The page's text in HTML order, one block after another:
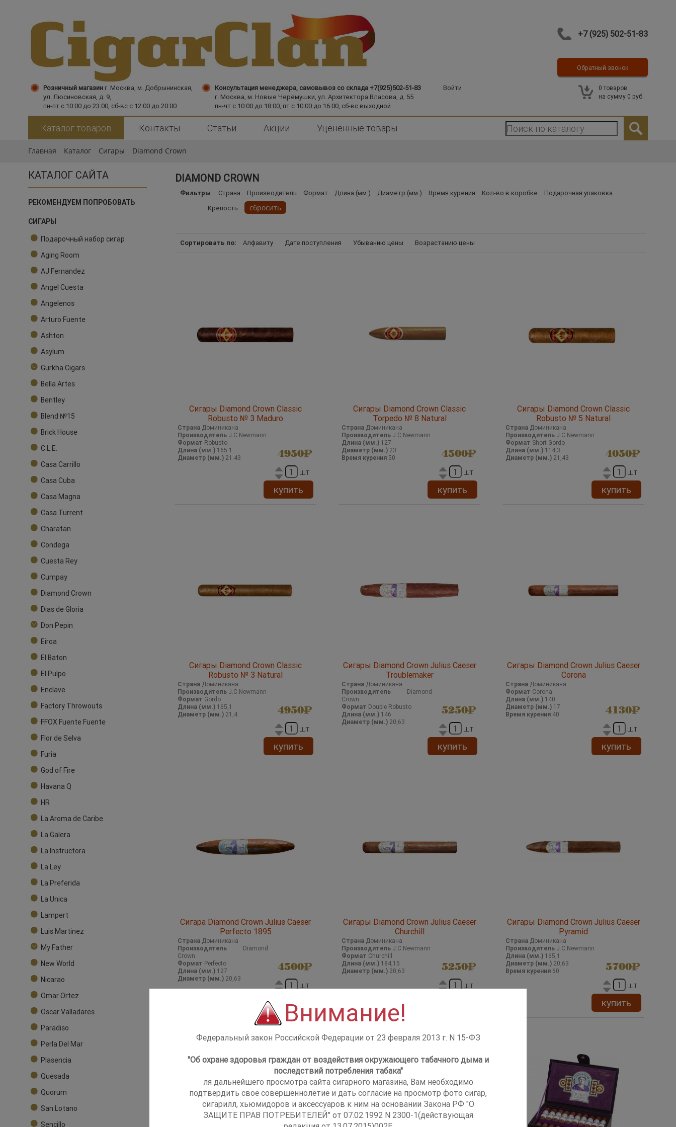
+7 (925) 502-51-83
Контакты
Обратный звонок
Розничный магазин г. Москва, м. Добрынинская,
ул. Люсиновская, д. 9,
пн-пт с 10:00 до 23:00, сб-вс с 12:00 до 20:00
Консультация менеджера, самовывоз со склада +7(925)502-51-83
г. Москва, м. Новые Черёмушки, ул. Архитектора Власова, д. 55
пн-чт с 10:00 до 18:00, пт с 10:00 до 16:00, сб-вс выходной
Войти 0 товаров
на сумму 0 руб.
Каталог товаров Контакты Статьи Акции Уцененные товары
Главная Каталог Сигары Diamond Crown
КАТАЛОГ САЙТА
РЕКОМЕНДУЕМ ПОПРОБОВАТЬ
СИГАРЫ
Подарочный набор сигар
Aging Room
AJ Fernandez
Angel Cuesta
Angelenos
Arturo Fuente
Ashton
Asylum
Gurkha Cigars
Bella Artes
Bentley
Blend №15
Brick House
C.L.E.
Casa Carrillo
Casa Cuba
Casa Magna
Casa Turrent
Charatan
Condega
Cuesta Rey
Cumpay
Diamond Crown
Dias de Gloria
Don Pepin
Eiroa
El Baton
El Pulpo
Enclave
Factory Throwouts
FFOX Fuente Fuente
Flor de Selva
Furia
God of Fire
Havana Q
HR
La Aroma de Caribe
La Galera
La Instructora
La Ley
La Preferida
La Unica
Lampert
Luis Martinez
My Father
New World
Nicarao
Omar Ortez
Oscar Valladares
Paradiso
Perla Del Mar
Plasencia
Quesada
Quorum
San Lotano
Sencillo
DIAMOND CROWN
Фильтры Страна Производитель Формат Длина (мм.) Диаметр (мм.) Время курения Кол-во в коробке
Подарочная упаковка
Крепость
сбросить
Сортировать по: Алфавиту Дате поступления Убыванию цены Возрастанию цены
Сигары Diamond Crown Classic
Robusto № 3 Maduro
Страна Доминикана
Производитель J.C.Newmann
Формат Robusto
Длина (мм.) 165.1
Диаметр (мм.) 21.43 4950
шт
купить
Сигары Diamond Crown Classic
Torpedo № 8 Natural
Страна Доминикана
Производитель J.C.Newmann
Длина (мм.) 127
Диаметр (мм.) 23
Время курения 50 4500
шт
купить
Сигары Diamond Crown Classic
Robusto № 5 Natural
Страна Доминикана
Производитель J.C.Newmann
Формат Short Gordo
Длина (мм.) 114,3
Диаметр (мм.) 21,43 4050
шт
купить
Сигары Diamond Crown Classic
Robusto № 3 Natural
Страна Доминикана
Производитель J.C.Newmann
Формат Gordo
Длина (мм.) 165,1
Диаметр (мм.) 21,4 4950
шт
купить
Сигары Diamond Crown Julius Caeser
Troublemaker
Страна Доминикана
Производитель Diamond
Crown
Формат Double Robusto
Длина (мм.) 146
Диаметр (мм.) 20,63
5250
шт
купить
Сигары Diamond Crown Julius Caeser
Corona
Страна Доминикана
Формат Corona
Длина (мм.) 140
Диаметр (мм.) 17
Время курения 40 4130
шт
купить
Сигара Diamond Crown Julius Caeser
Perfecto 1895
Страна Доминикана
Производитель Diamond
Crown
Формат Perfecto
Длина (мм.) 127
Диаметр (мм.) 20,63
4500
шт
купить
Сигары Diamond Crown Julius Caeser
Churchill
Страна Доминикана
Производитель J.C.Newmann
Формат Churchill
Длина (мм.) 184,15
Диаметр (мм.) 20,63 5250
шт
Сигары Diamond Crown Julius Caeser
Pyramid
Страна Доминикана
Производитель J.C.Newmann
Длина (мм.) 165,1
Диаметр (мм.) 20,63
Время курения 60 5700
шт
купить
Внимание!
Федеральный закон Российской Федерации от 23 февраля 2013 г. N 15-ФЗ
"Об охране здоровья граждан от воздействия окружающего табачного дыма и
последствий потребления табака"
ля дальнейшего просмотра сайта сигарного магазина, Вам необходимо
подтвердить свое совершеннолетие и дать согласие на просмотр фото сигар,
сигарилл, хьюмидоров и аксессуаров к ним на основании Закона РФ "О
ЗАЩИТЕ ПРАВ ПОТРЕБИТЕЛЕЙ" от 07.02.1992 N 2300-1(действующая